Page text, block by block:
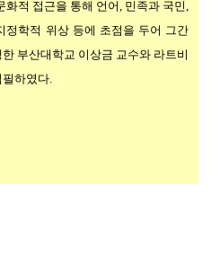
적 접근을 통해 언어, 민족과 국민,
정학적 위상 등에 초점을 두어 그간
부산대학교 이상금 교수와 라트비
하였다.